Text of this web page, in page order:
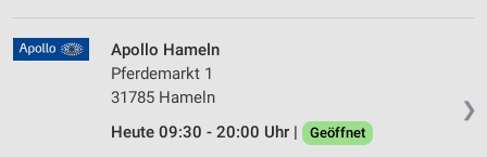
❯
Apollo Hameln
Pferdemarkt 1
31785 Hameln
Heute 09:30 - 20:00 Uhr |
Geöffnet